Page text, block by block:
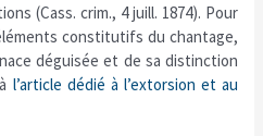
(Cass. crim., 4 juill. 1874). Pour
constitutifs du chantage,
déguisée et de sa distinction
l’article dédié à l’extorsion et au